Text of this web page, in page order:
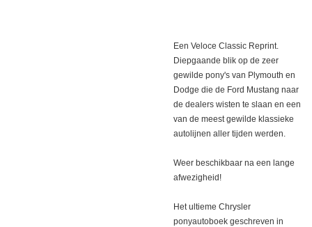
Een Veloce Classic Reprint.
Diepgaande blik op de zeer
gewilde pony's van Plymouth en
Dodge die de Ford Mustang naar
de dealers wisten te slaan en een
van de meest gewilde klassieke
autolijnen aller tijden werden.
Weer beschikbaar na een lange
afwezigheid!
Het ultieme Chrysler
ponyautoboek geschreven in